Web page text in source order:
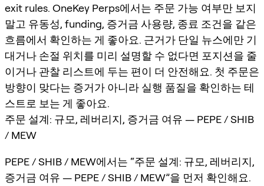
exit rules. OneKey Perps에서는 주문 가능 여부만 보지
말고 유동성, funding, 증거금 사용량, 종료 조건을 같은
흐름에서 확인하는 게 좋아요. 근거가 단일 뉴스에만 기
대거나 손절 위치를 미리 설명할 수 없다면 포지션을 줄
이거나 관찰 리스트에 두는 편이 더 안전해요. 첫 주문은
방향이 맞다는 증거가 아니라 실행 품질을 확인하는 테
스트로 보는 게 좋아요.
주문 설계: 규모, 레버리지, 증거금 여유 — PEPE / SHIB
/ MEW
PEPE / SHIB / MEW에서는 “주문 설계: 규모, 레버리지,
증거금 여유 — PEPE / SHIB / MEW”을 먼저 확인해요.